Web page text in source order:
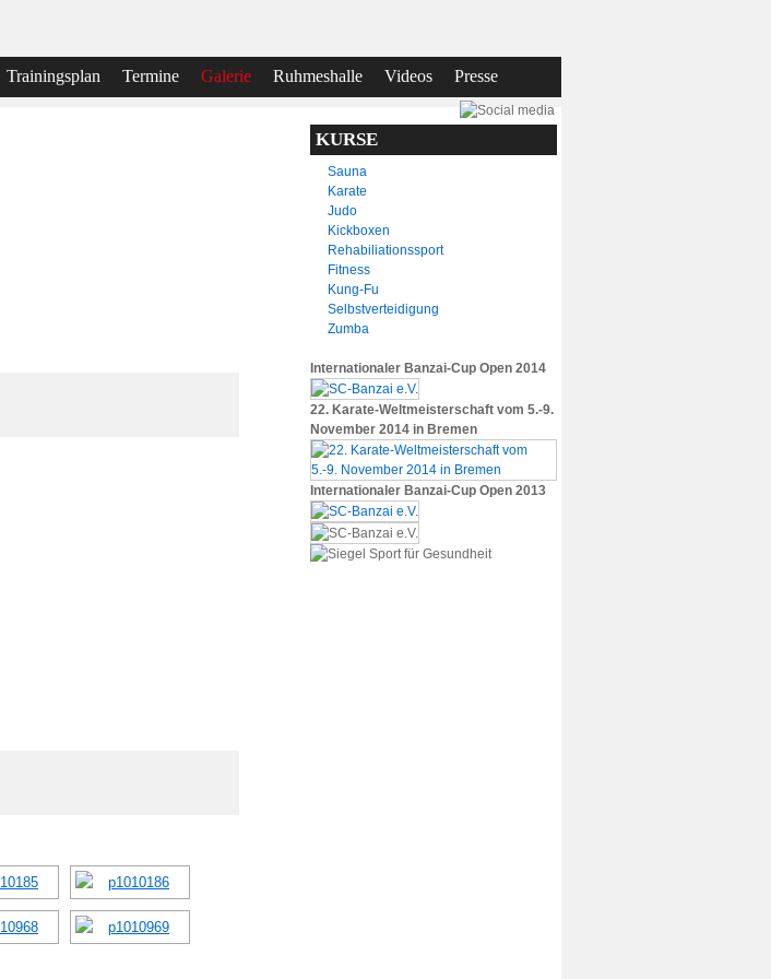
Trainingsplan Termine Galerie Ruhmeshalle Videos Presse
KURSE
Sauna
Karate
Judo
Kickboxen
Rehabiliationssport
Fitness
Kung-Fu
Selbstverteidigung
Zumba
Internationaler Banzai-Cup Open 2014
22. Karate-Weltmeisterschaft vom 5.-9.
November 2014 in Bremen
Internationaler Banzai-Cup Open 2013